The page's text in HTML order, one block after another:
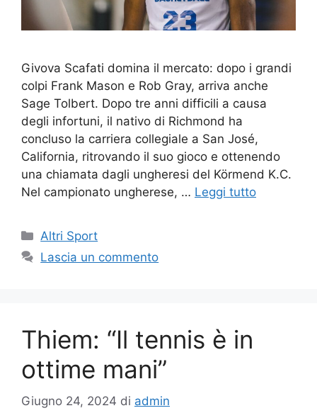
Givova Scafati domina il mercato: dopo i grandi
colpi Frank Mason e Rob Gray, arriva anche
Sage Tolbert. Dopo tre anni difficili a causa
degli infortuni, il nativo di Richmond ha
concluso la carriera collegiale a San José,
California, ritrovando il suo gioco e ottenendo
una chiamata dagli ungheresi del Körmend K.C.
Nel campionato ungherese, … Leggi tutto
Altri Sport
Lascia un commento
Thiem: “Il tennis è in
ottime mani”
Giugno 24, 2024 di admin